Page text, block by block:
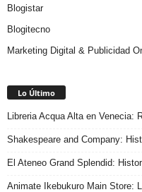
Blogistar
Blogitecno
Marketing Digital & Publicidad
Lo Último
Libreria Acqua Alta en
Shakespeare and Company:
El Ateneo Grand Splendid:
Animate Ikebukuro Main Store: